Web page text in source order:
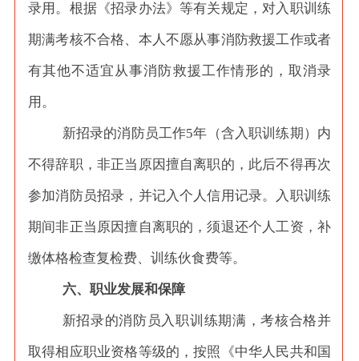
录用。根据《招录办法》等有关规定，对入职训练
期满考核不合格、本人不愿从事消防救援工作或者
有其他不适宜从事消防救援工作情形的，取消录
用。
新招录的消防员工作5年（含入职训练期）内
不得辞职，非正当原因擅自离职的，此后不得再次
参加消防员招录，并记入个人信用记录。入职训练
期间非正当原因擅自离职的，须退还个人工资，补
缴体格检查复检费、训练伙食费等。
六、职业发展和保障
新招录的消防员入职训练期满，考核合格并
取得相应职业资格等级的，按照《中华人民共和国